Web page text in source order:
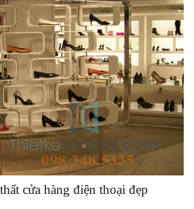
cửa hàng điện thoại đẹp